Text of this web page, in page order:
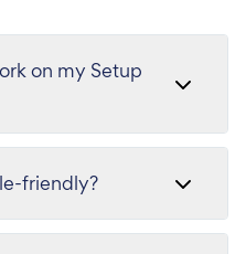
on my Setup
friendly?